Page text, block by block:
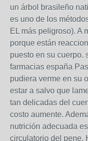
un árbol brasileño
es uno de los
EL más peligroso). A
porque están
puesto en su cuerpo.
farmacias españa
pudiera verme en su
estar a salvo que
tan delicadas del
costo aumente.
nutrición adecuada
circulatorio del pene.